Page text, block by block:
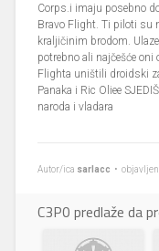
Corps.i imaju posebno
Bravo Flight. Ti piloti su
kraljičinim brodom.
potrebno ali najčešće
Flighta uništili droidski
Panaka i Ric Oliee
naroda i vladara
Autor/ica sarlacc •
C3P0 predlaže da